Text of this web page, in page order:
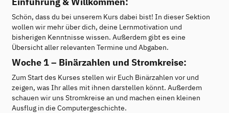
Schön, dass du bei unserem Kurs dabei bist! In dieser Sektion
wollen wir mehr über dich, deine Lernmotivation und
bisherigen Kenntnisse wissen. Außerdem gibt es eine
Übersicht aller relevanten Termine und Abgaben.
Woche 1 – Binärzahlen und Stromkreise:
Zum Start des Kurses stellen wir Euch Binärzahlen vor und
zeigen, was Ihr alles mit ihnen darstellen könnt. Außerdem
schauen wir uns Stromkreise an und machen einen kleinen
Ausflug in die Computergeschichte.